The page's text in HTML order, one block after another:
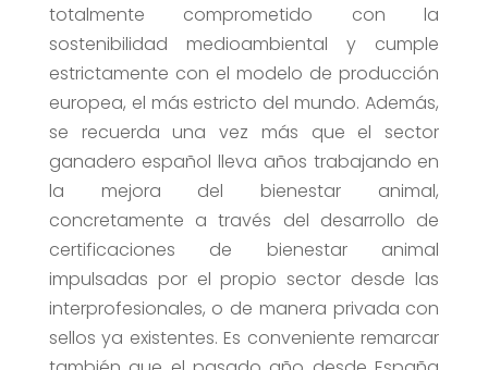
totalmente comprometido con la
sostenibilidad medioambiental y cumple
estrictamente con el modelo de producción
europea, el más estricto del mundo. Además,
se recuerda una vez más que el sector
ganadero español lleva años trabajando en
la mejora del bienestar animal,
concretamente a través del desarrollo de
certificaciones de bienestar animal
impulsadas por el propio sector desde las
interprofesionales, o de manera privada con
sellos ya existentes. Es conveniente remarcar